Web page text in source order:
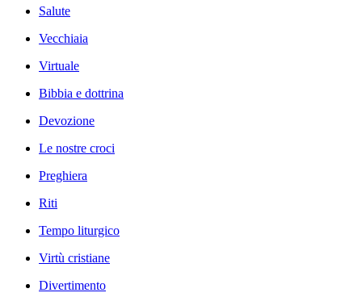
Salute
Vecchiaia
Virtuale
Bibbia e dottrina
Devozione
Le nostre croci
Preghiera
Riti
Tempo liturgico
Virtù cristiane
Divertimento